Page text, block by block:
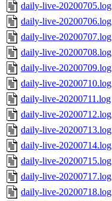
daily-live-20200705.log
daily-live-20200706.log
daily-live-20200707.log
daily-live-20200708.log
daily-live-20200709.log
daily-live-20200710.log
daily-live-20200711.log
daily-live-20200712.log
daily-live-20200713.log
daily-live-20200714.log
daily-live-20200715.log
daily-live-20200717.log
daily-live-20200718.log